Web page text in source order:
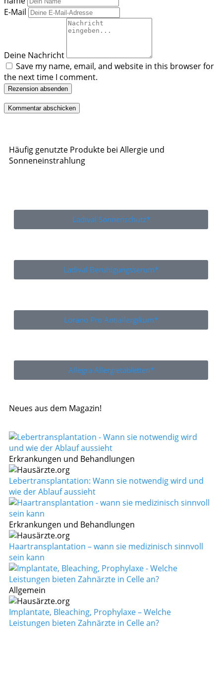
E-Mail
Deine Nachricht
Save my name, email, and website in this browser for
the next time I comment.
Rezension absenden
Häufig genutzte Produkte bei Allergie und
Sonneneinstrahlung
Ladival Sonnenschutz*
Ladival Beruhigungsserum*
Lorano Pro Antiallergikum*
Allegra Allergietabletten*
Neues aus dem Magazin!
Erkrankungen und Behandlungen
Lebertransplantation: Wann sie notwendig wird und
wie der Ablauf aussieht
Erkrankungen und Behandlungen
Haartransplantation – wann sie medizinisch sinnvoll
sein kann
Allgemein
Implantate, Bleaching, Prophylaxe – Welche
Leistungen bieten Zahnärzte in Celle an?